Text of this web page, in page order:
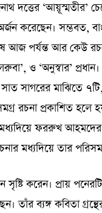
দত্তের ‘আয়ূস্মতীর’
করেছেন। সম্ভবত,
আজ পর্যন্ত আর কেউ
ও ‘অনুস্বার’
সাগরের মাঝিতে
রচনা প্রকাশিত হলে
মধ্যদিয়ে ফররুখ
মধ্যদিয়ে তার
করেন। প্রায়
তাঁর ব্যঙ্গ কবিতা